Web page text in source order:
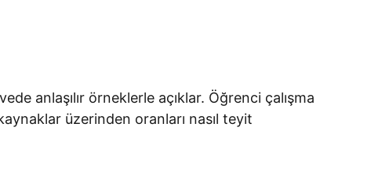
anlaşılır örneklerle açıklar. Öğrenci çalışma
üzerinden oranları nasıl teyit